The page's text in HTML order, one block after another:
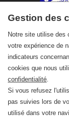
Gestion des
Notre site utilise des
votre expérience de
indicateurs
cookies que nous
confidentialité
Si vous refusez
pas suivies lors de
utilisé dans votre